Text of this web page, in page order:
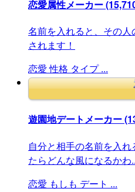
恋愛属性メーカー
名前を入れると、その
されます！
恋愛 性格 タイプ ...
遊園地デートメーカー
自分と相手の名前を入
たらどんな風になるかわ
恋愛 もしも デート ...